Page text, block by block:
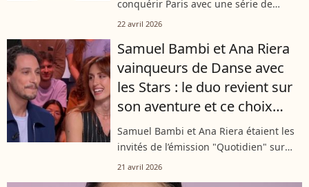
conquérir Paris avec une série de
concerts, la diva québécoise a sorti un
Jean-Jacques Goldman, ce morceau...
22 avril 2026
Samuel Bambi et Ana Riera
vainqueurs de Danse avec
les Stars : le duo revient sur
son aventure et ce choix
décisif pour remporter la
coupe
Samuel Bambi et Ana Riera étaient les
invités de l’émission "Quotidien" sur
"TMC" ce lundi 20 avril. Quelques jours
21 avril 2026